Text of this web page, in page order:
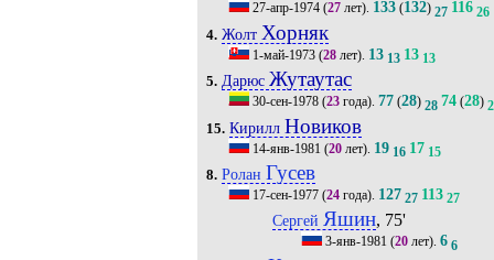
27-апр-1974(27лет). 133(132) 27 116 26
4. Жолт Хорняк
1-май-1973(28лет). 13 13 13 13
5. Дарюс Жутаутас
30-сен-1978(23года). 77(28) 28 74(28)
15. Кирилл Новиков
14-янв-1981 (20лет). 19 16 17 15
8. Ролан Гусев
17-сен-1977(24года). 127 27 113 27
Сергей Яшин, 75'
3-янв-1981 (20 лет).6 6